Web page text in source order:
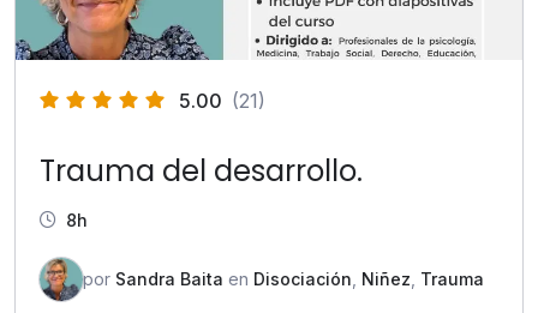
5.00 (21)
Trauma del desarrollo.
8h
por Sandra Baita en Disociación Niñez Trauma